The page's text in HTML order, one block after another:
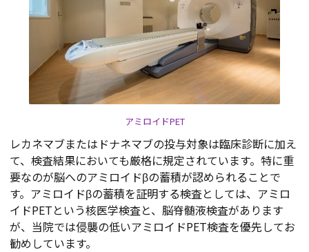
アミロイドPET
レカネマブまたはドナネマブの投与対象は臨床診断に加え
て、検査結果においても厳格に規定されています。特に重
要なのが脳へのアミロイドβの蓄積が認められることで
す。アミロイドβの蓄積を証明する検査としては、アミロ
イドPETという核医学検査と、脳脊髄液検査があります
が、当院では侵襲の低いアミロイドPET検査を優先してお
勧めしています。